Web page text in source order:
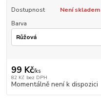
Dostupnost
Není skladem
Barva
99 Kč/ks
82 Kč bez DPH
Momentálně není k dispozici